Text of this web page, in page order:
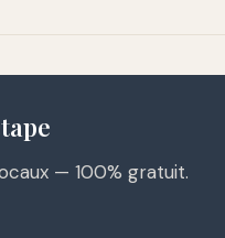
— 100% gratuit.